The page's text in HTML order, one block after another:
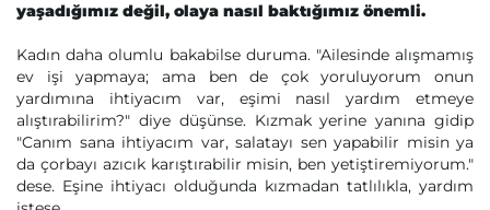
yaşadığımız değil, olaya nasıl baktığımız önemli.
Kadın daha olumlu bakabilse duruma. "Ailesinde alışmamış
ev işi yapmaya; ama ben de çok yoruluyorum onun
yardımına ihtiyacım var, eşimi nasıl yardım etmeye
alıştırabilirim?" diye düşünse. Kızmak yerine yanına gidip
"Canım sana ihtiyacım var, salatayı sen yapabilir misin ya
da çorbayı azıcık karıştırabilir misin, ben yetiştiremiyorum."
dese. Eşine ihtiyacı olduğunda kızmadan tatlılıkla, yardım